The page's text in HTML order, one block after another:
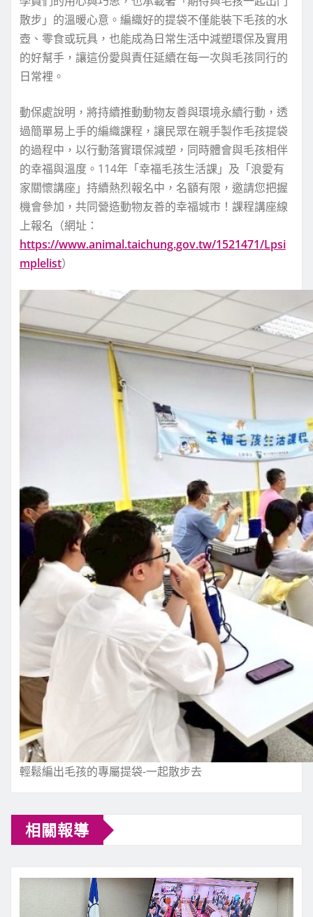
散步」的溫暖心意。編織好的提袋不僅能裝下毛孩的水
壺、零食或玩具，也能成為日常生活中減塑環保及實用
的好幫手，讓這份愛與責任延續在每一次與毛孩同行的
日常裡。
動保處說明，將持續推動動物友善與環境永續行動，透
過簡單易上手的編織課程，讓民眾在親手製作毛孩提袋
的過程中，以行動落實環保減塑，同時體會與毛孩相伴
的幸福與溫度。114年「幸福毛孩生活課」及「浪愛有
家關懷講座」持續熱烈報名中，名額有限，邀請您把握
機會參加，共同營造動物友善的幸福城市！課程講座線
上報名（網址：
https://www.animal.taichung.gov.tw/1521471/Lpsi
mplelist）
輕鬆編出毛孩的專屬提袋-一起散步去
相關報導